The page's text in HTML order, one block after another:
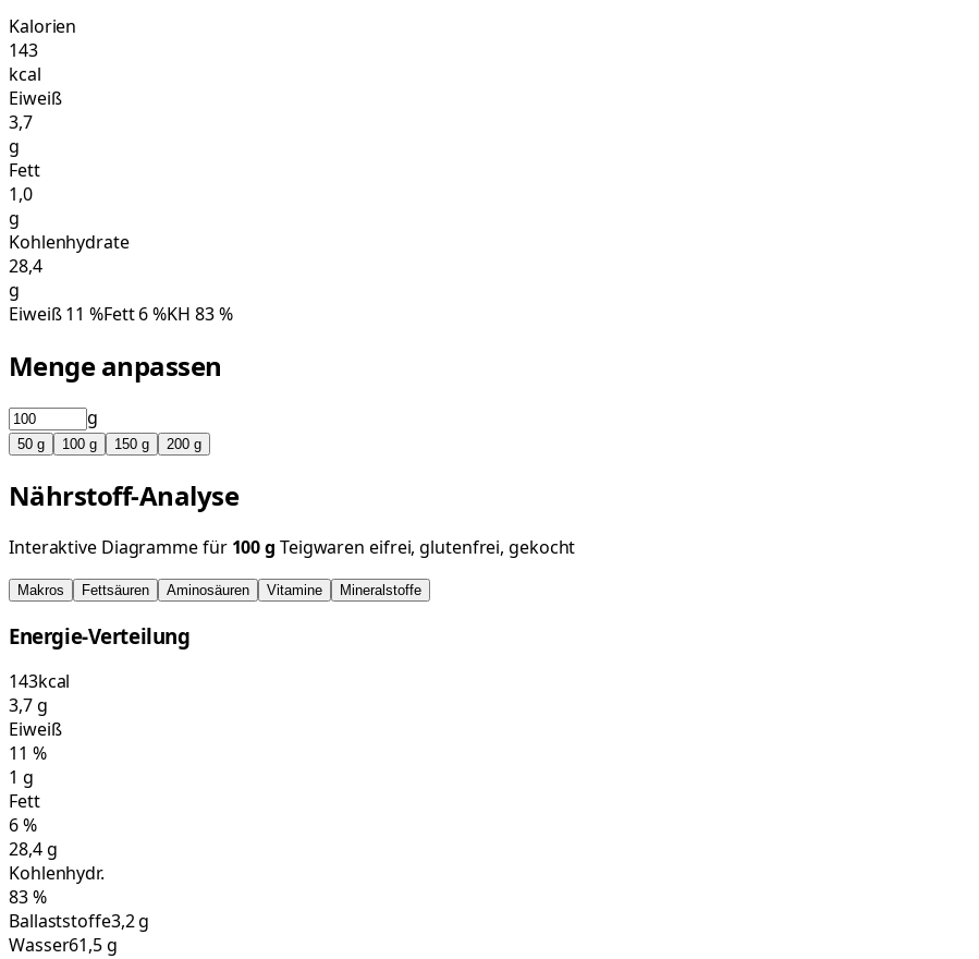
Kalorien
143
kcal
Eiweiß
3,7
g
Fett
1,0
g
Kohlenhydrate
28,4
g
Eiweiß11 %Fett6%KH 83%
Menge anpassen
g
50 g 100 g 150 g 200 g
Nährstoff-Analyse
Interaktive Diagramme für 100g Teigwaren eifrei, glutenfrei, gekocht
Makros Fettsäuren Aminosäuren Vitamine Mineralstoffe
Energie-Verteilung
143kcal
3,7g
Eiweiß
11 %
1 g
Fett
6%
28,4g
Kohlenhydr.
83%
Ballaststoffe3,2 g
Wasser61,5 g